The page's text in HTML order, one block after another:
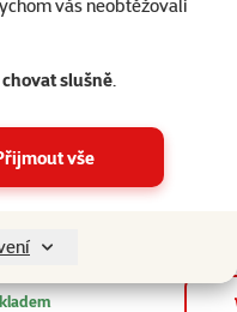
vás neobtěžovali
slušně.
vše
Hodnocení
149 Kč
Cena za 100 g: